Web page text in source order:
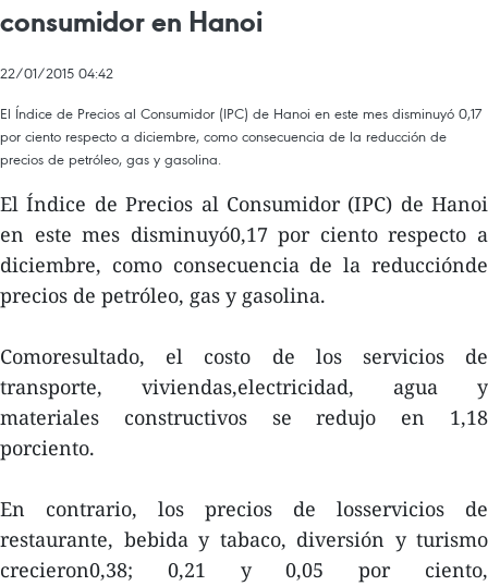
consumidor en Hanoi
22/01/2015 04:42
El Índice de Precios al Consumidor (IPC) de Hanoi en este mes disminuyó 0,17
por ciento respecto a diciembre, como consecuencia de la reducción de
precios de petróleo, gas y gasolina.
El Índice de Precios al Consumidor (IPC) de Hanoi
en este mes disminuyó0,17 por ciento respecto a
diciembre, como consecuencia de la reducciónde
precios de petróleo, gas y gasolina.
Comoresultado, el costo de los servicios de
transporte, viviendas,electricidad, agua y
materiales constructivos se redujo en 1,18
porciento.
En contrario, los precios de losservicios de
restaurante, bebida y tabaco, diversión y turismo
crecieron0,38; 0,21 y 0,05 por ciento,